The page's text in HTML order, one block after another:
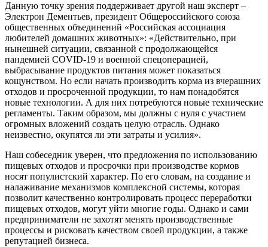
Данную точку зрения поддерживает другой наш эксперт –
Электрон Дементьев, президент Общероссийского союза
общественных объединений «Российская ассоциация
любителей домашних животных»: «Действительно, при
нынешней ситуации, связанной с продолжающейся
пандемией COVID-19 и военной спецоперацией,
выбрасывание продуктов питания может показаться
кощунством. Но если начать производить корма из вчерашних
отходов и просроченной продукции, то нам понадобятся
новые технологии. А для них потребуются новые технические
регламенты. Таким образом, мы должны с нуля с участием
огромных вложений создать целую отрасль. Однако
неизвестно, окупятся ли эти затраты и усилия».
Наш собеседник уверен, что предложения по использованию
пищевых отходов и просрочки при производстве кормов
носят популистский характер. По его словам, на создание и
налаживание механизмов комплексной системы, которая
позволит качественно контролировать процесс переработки
пищевых отходов, могут уйти многие годы. Однако и сами
предприниматели не захотят менять производственные
процессы и рисковать качеством своей продукции, а также
репутацией бизнеса.